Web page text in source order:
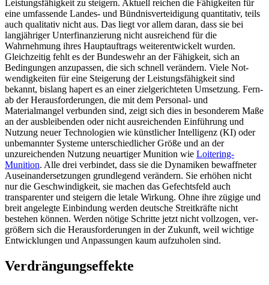
Leistungsfähigkeit zu stei­gern. Aktuell reichen die Fähigkeiten für
eine umfassende Landes- und Bündnis­verteidigung quantitativ, teils
auch qualita­tiv nicht aus. Das liegt vor allem daran, dass sie bei
langjähriger Unterfinanzierung nicht ausreichend für die
Wahrnehmung ihres Hauptauftrags weiterentwickelt wur­den.
Gleichzeitig fehlt es der Bundeswehr an der Fähigkeit, sich an
Bedingungen anzupas­sen, die sich schnell verändern. Viele Not­
wendigkeiten für eine Steigerung der Leis­tungsfähigkeit sind
bekannt, bislang hapert es an einer zielgerichteten Umsetzung. Fern­
ab der Herausforderungen, die mit dem Per­sonal- und
Materialmangel verbunden sind, zeigt sich dies in besonderem Maße
an der ausbleibenden oder nicht ausreichenden Einführung und
Nutzung neuer Techno­logien wie künstlicher Intelligenz (KI) oder
unbemannter Systeme unterschiedlicher Größe und an der
unzureichenden Nutzung neuartiger Munition wie Loitering-
Munition. Alle drei verbindet, dass sie die Dynamiken bewaffneter
Auseinandersetzungen grund­legend verändern. Sie erhöhen nicht
nur die Geschwindigkeit, sie machen das Gefechtsfeld auch
transparenter und steigern die letale Wirkung. Ohne ihre zügige und
breit angelegte Einbindung werden deutsche Streitkräfte nicht
bestehen können. Werden nötige Schritte jetzt nicht vollzogen, ver­
größern sich die Herausforderungen in der Zukunft, weil wichtige
Entwicklungen und Anpassungen kaum aufzuholen sind.
Verdrängungseffekte